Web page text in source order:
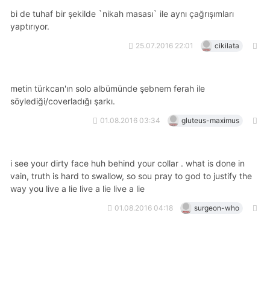
bi de tuhaf bir şekilde `nikah masası` ile aynı çağrışımları
yaptırıyor.
25.07.2016 22:01 cikilata
metin türkcan'ın solo albümünde şebnem ferah ile
söylediği/coverladığı şarkı.
01.08.2016 03:34 gluteus-maximus
i̇ see your dirty face huh behind your collar . what is done in
vain, truth is hard to swallow, so sou pray to god to justify the
way you live a lie live a lie live a lie
01.08.2016 04:18 surgeon-who